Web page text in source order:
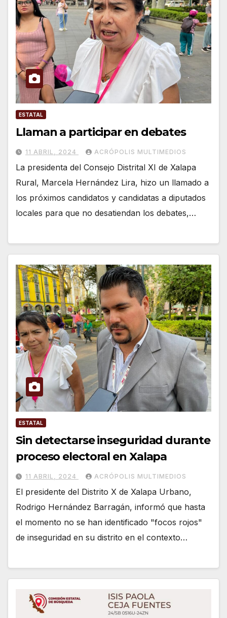
ESTATAL
Llaman a participar en debates
11 ABRIL, 2024 ACRÓPOLIS MULTIMEDIOS
La presidenta del Consejo Distrital XI de Xalapa
Rural, Marcela Hernández Lira, hizo un llamado a
los próximos candidatos y candidatas a diputados
locales para que no desatiendan los debates,…
ESTATAL
Sin detectarse inseguridad durante
proceso electoral en Xalapa
11 ABRIL, 2024 ACRÓPOLIS MULTIMEDIOS
El presidente del Distrito X de Xalapa Urbano,
Rodrigo Hernández Barragán, informó que hasta
el momento no se han identificado "focos rojos"
de inseguridad en su distrito en el contexto…